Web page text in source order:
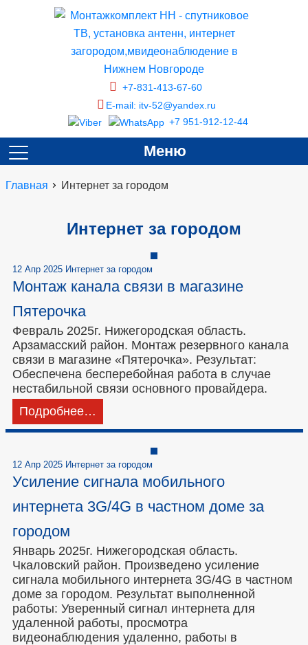
+7-831-413-67-60
E-mail: itv-52@yandex.ru
+7 951-912-12-44
Меню
Главная Интернет за городом
Интернет за городом
12 Апр 2025 Интернет за городом
Монтаж канала связи в магазине
Пятерочка
Февраль 2025г. Нижегородская область.
Арзамасский район. Монтаж резервного канала
связи в магазине «Пятерочка». Результат:
Обеспечена бесперебойная работа в случае
нестабильной связи основного провайдера.
Подробнее…
12 Апр 2025 Интернет за городом
Усиление сигнала мобильного
интернета 3G/4G в частном доме за
городом
Январь 2025г. Нижегородская область.
Чкаловский район. Произведено усиление
сигнала мобильного интернета 3G/4G в частном
доме за городом. Результат выполненной
работы: Уверенный сигнал интернета для
удаленной работы, просмотра
видеонаблюдения удаленно, работы в